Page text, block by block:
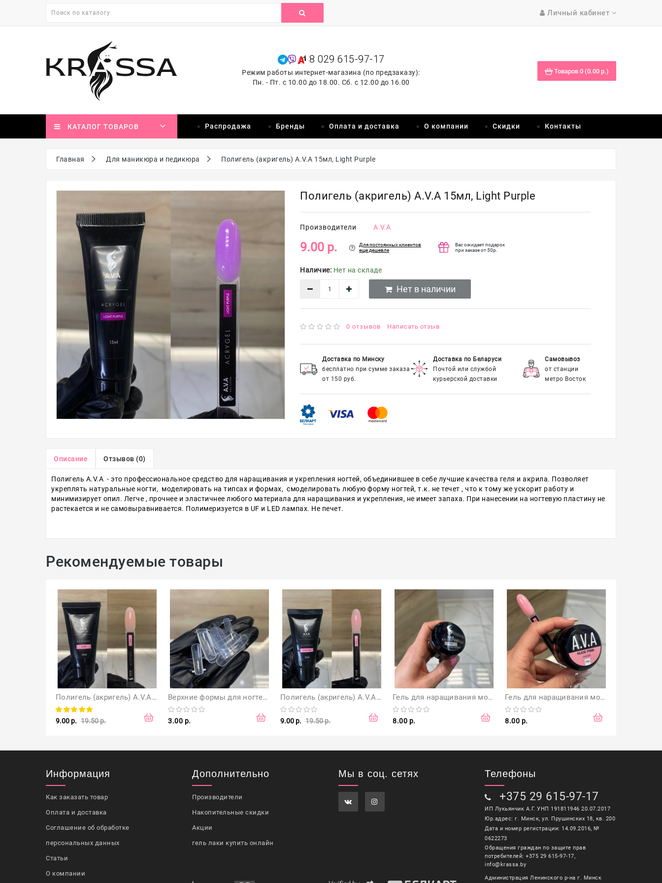
Личный кабинет
8 029 615-97-17
Режим работы интернет-магазина (по предзаказу):
Пн. - Пт. с 10.00 до 18.00. Сб. с 12.00 до 16.00
Товаров 0 (0.00 р.)
КАТАЛОГ ТОВАРОВ Распродажа Бренды Оплата и доставка О компании Скидки Контакты
Главная Для маникюра и педикюра Полигель (акригель) A.V.A 15мл, Light Purple
Полигель (акригель) A.V.A 15мл, Light Purple
Производители A.V.A
9.00 р.
Для постоянных клиентов
еще дешевле
Вас ожидает подарок
при заказе от 50р.
Наличие: Нет на складе
Нет в наличии
0 отзывов Написать отзыв
Доставка по Минску
бесплатно при сумме заказа
от 150 руб.
Доставка по Беларуси
Почтой или службой
курьерской доставки
Самовывоз
от станции
метро Восток
Описание Отзывов (0)
Полигель A.V.A - это профессиональное средство для наращивания и укрепления ногтей, объединившее в себе лучшие качества геля и акрила. Позволяет
укреплять натуральные ногти, моделировать на типсах и формах, смоделировать любую форму ногтей, т.к. не течет , что к тому же ускорит работу и
минимизирует опил. Легче , прочнее и эластичнее любого материала для наращивания и укрепления, не имеет запаха. При нанесении на ногтевую пластину не
растекается и не самовыравнивается. Полимеризуется в UF и LED лампах. Не печет.
Рекомендуемые товары
Полигель (акригель) A.V.A 30 мл, цвет Nude
9.00 р. 19.50 р.
Верхние формы для ногтей (20 шт)
3.00 р.
Полигель (акригель) A.V.A 30 мл, цвет Nude Pink
9.00 р. 19.50 р.
Гель для наращивания моделирующий A.V.A clear прозрачный 15 г
8.00 р.
Гель для наращивания моделирующий A.V.A Nude pink 15 г
8.00 р.
Информация
Как заказать товар
Оплата и доставка
Соглашение об обработке
персональных данных
Статьи
О компании
Дополнительно
Производители
Накопительные скидки
Акции
гель лаки купить онлайн
Мы в соц. сетях Телефоны
+375 29 615-97-17
ИП Лукьянчик А.Г. УНП 191811946 20.07.2017
Юр.адрес: г. Минск, ул. Прушинских 18, кв. 200
Дата и номер регистрации: 14.09.2016, №
0622273
Обращения граждан по защите прав
потребителей: +375 29 615-97-17,
info@krassa.by
Администрация Ленинского р-на г. Минск